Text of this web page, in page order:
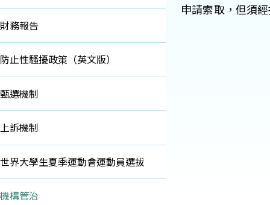
財務報告
防止性騷擾政策（英文版）
甄選機制
上訴機制
世界大學生夏季運動會運動員選拔
機構管治
申請索取，但須